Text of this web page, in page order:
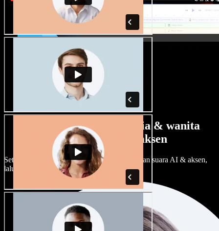
Banyak pilihan suara pria & wanita
dengan berbagai aksen
Setiap proyek bisa terdengar beda. Pilih ratusan suara AI & aksen,
lalu sesuaikan sesuka Anda.